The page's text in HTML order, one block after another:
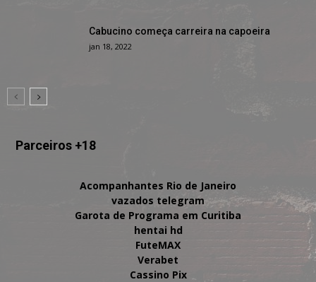
Cabucino começa carreira na capoeira
jan 18, 2022
Parceiros +18
Acompanhantes Rio de Janeiro
vazados telegram
Garota de Programa em Curitiba
hentai hd
FuteMAX
Verabet
Cassino Pix